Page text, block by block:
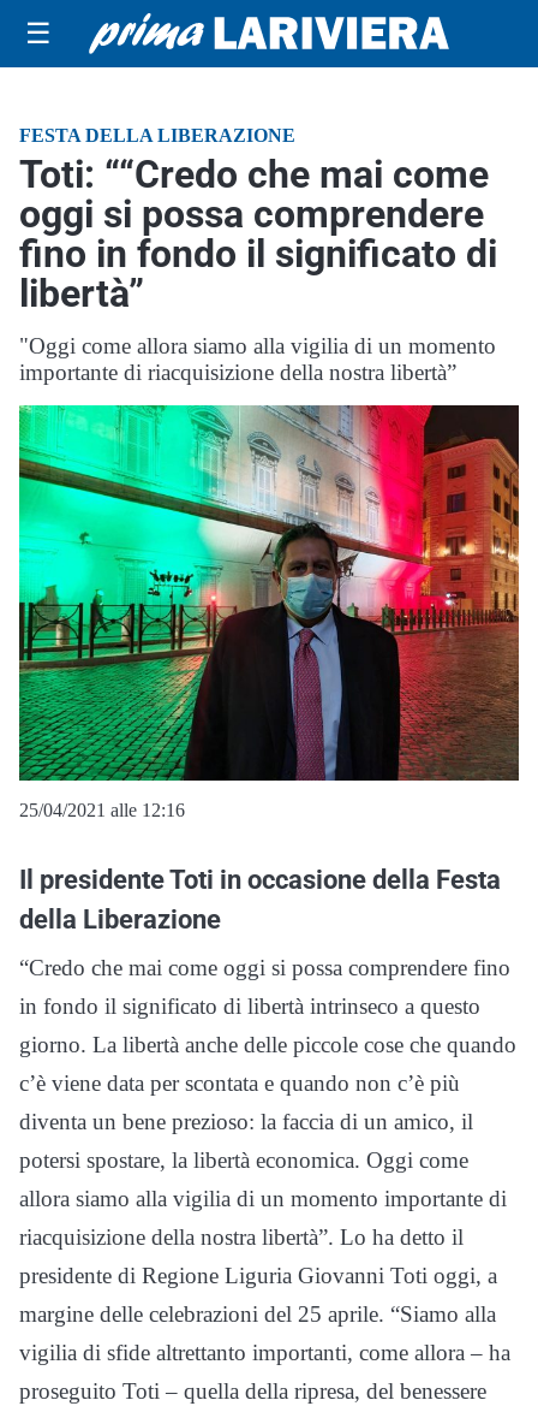
☰
FESTA DELLA LIBERAZIONE
Toti: ““Credo che mai come
oggi si possa comprendere
fino in fondo il significato di
libertà”
"Oggi come allora siamo alla vigilia di un momento
importante di riacquisizione della nostra libertà”
25/04/2021 alle 12:16
Il presidente Toti in occasione della Festa
della Liberazione
“Credo che mai come oggi si possa comprendere fino
in fondo il significato di libertà intrinseco a questo
giorno. La libertà anche delle piccole cose che quando
c’è viene data per scontata e quando non c’è più
diventa un bene prezioso: la faccia di un amico, il
potersi spostare, la libertà economica. Oggi come
allora siamo alla vigilia di un momento importante di
riacquisizione della nostra libertà”. Lo ha detto il
presidente di Regione Liguria Giovanni Toti oggi, a
margine delle celebrazioni del 25 aprile. “Siamo alla
vigilia di sfide altrettanto importanti, come allora – ha
proseguito Toti – quella della ripresa, del benessere